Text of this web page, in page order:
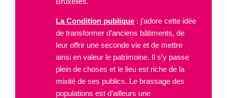
La Condition publique : j’adore cette idée
de transformer d’anciens bâtiments, de
leur offrir une seconde vie et de mettre
ainsi en valeur le patrimoine. Il s’y passe
plein de choses et le lieu est riche de la
mixité de ses publics. Le brassage des
populations est d’ailleurs une